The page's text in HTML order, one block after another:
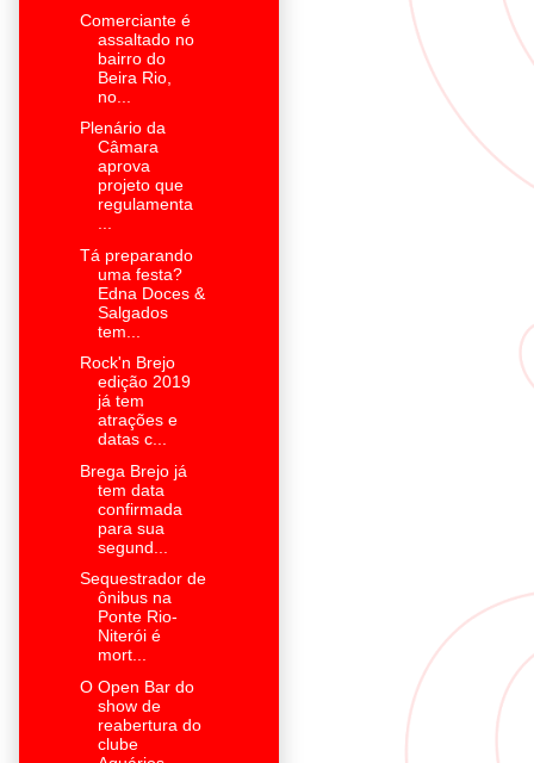
Comerciante é
assaltado no
bairro do
Beira Rio,
no...
Plenário da
Câmara
aprova
projeto que
regulamenta
...
Tá preparando
uma festa?
Edna Doces &
Salgados
tem...
Rock'n Brejo
edição 2019
já tem
atrações e
datas c...
Brega Brejo já
tem data
confirmada
para sua
segund...
Sequestrador de
ônibus na
Ponte Rio-
Niterói é
mort...
O Open Bar do
show de
reabertura do
clube